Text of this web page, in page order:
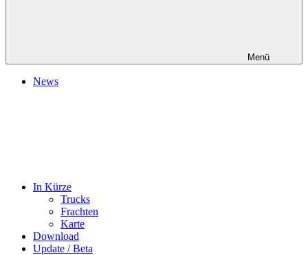
Menü
News
In Kürze
Trucks
Frachten
Karte
Download
Update / Beta